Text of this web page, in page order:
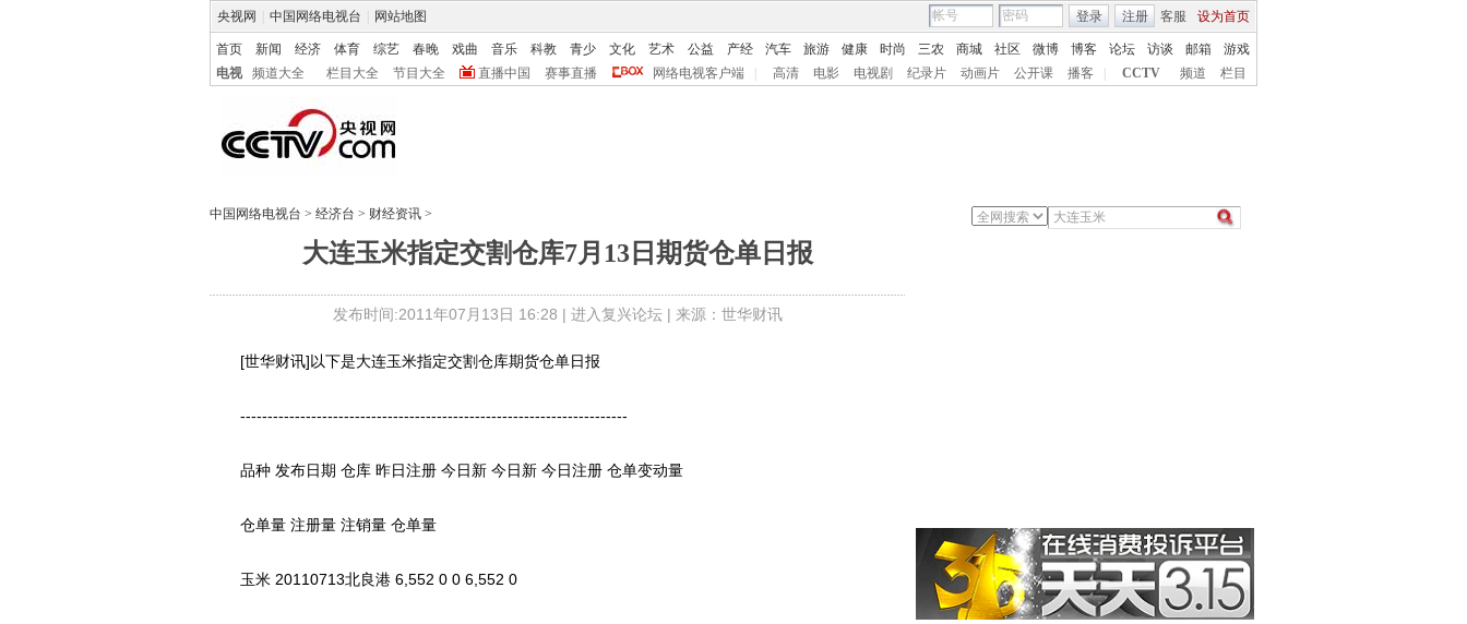
央视网 中国网络电视台 网站地图 客服 设为首页
登录 注册
首页 新闻 经济 体育 综艺 春晚 戏曲 音乐 科教 青少 文化 艺术 公益 产经 汽车 旅游 健康 时尚 三农 商城 社区 微博 博客 论坛 访谈 邮箱
游戏
电视
频道大全 栏目大全 节目大全 直播中国 赛事直播 网络电视客户端 高清 电影 电视剧 纪录片 动画片 公开课 播客 CCTV 频道 栏目
中国网络电视台 > 经济台 > 财经资讯 >
大连玉米指定交割仓库7月13日期货仓单日报
发布时间:2011年07月13日 16:28 | 进入复兴论坛| 来源：世华财讯
[世华财讯]以下是大连玉米指定交割仓库期货仓单日报
-----------------------------------------------------------------------
品种 发布日期 仓库 昨日注册 今日新 今日新 今日注册 仓单变动量
仓单量 注册量 注销量 仓单量
玉米 20110713北良港 6,552 0 0 6,552 0